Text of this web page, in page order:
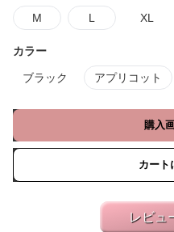
M L XL
カラー
ブラック アプリコット
購入
カート
レビュ